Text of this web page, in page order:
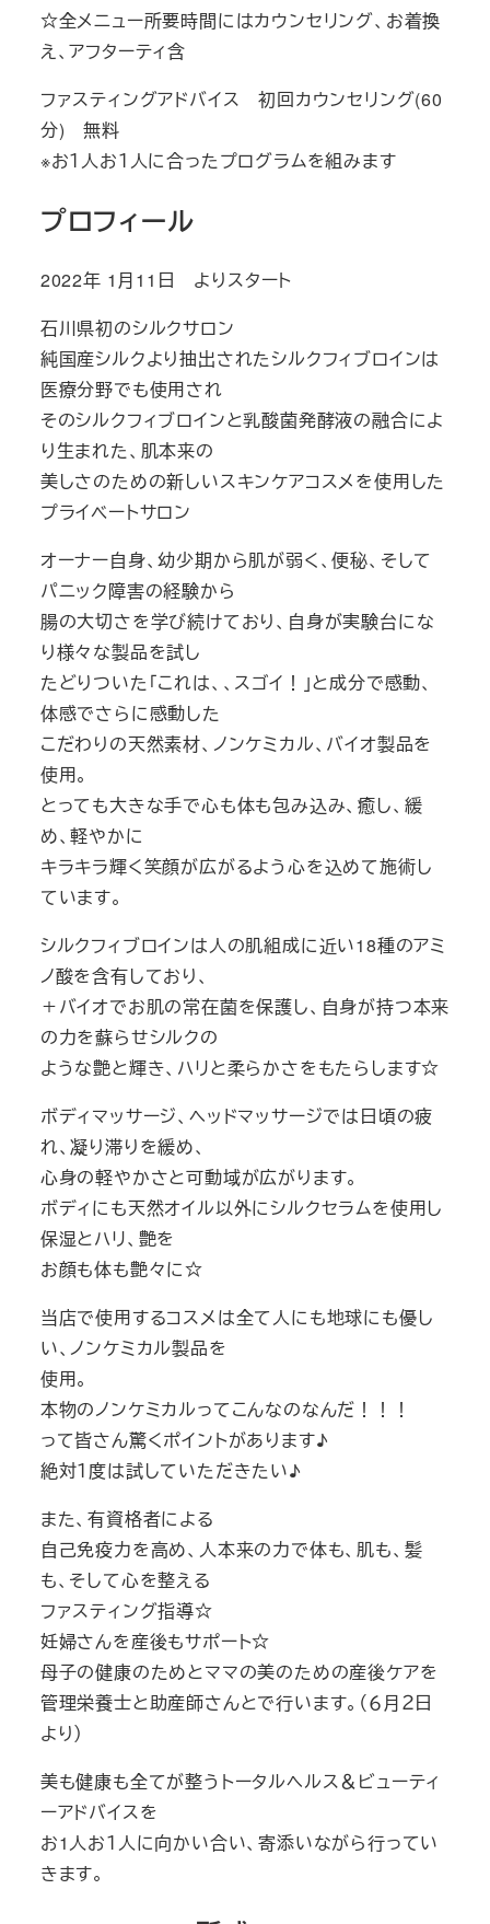
☆全メニュー所要時間にはカウンセリング、お着換
え、アフターティ含
ファスティングアドバイス 初回カウンセリング(60
分) 無料
※お１人お１人に合ったプログラムを組みます
プロフィール
2022年 1月11日 よりスタート
石川県初のシルクサロン
純国産シルクより抽出されたシルクフィブロインは
医療分野でも使用され
そのシルクフィブロインと乳酸菌発酵液の融合によ
り生まれた、肌本来の
美しさのための新しいスキンケアコスメを使用した
プライベートサロン
オーナー自身、幼少期から肌が弱く、便秘、そして
パニック障害の経験から
腸の大切さを学び続けており、自身が実験台にな
り様々な製品を試し
たどりついた「これは、、スゴイ！」と成分で感動、
体感でさらに感動した
こだわりの天然素材、ノンケミカル、バイオ製品を
使用。
とっても大きな手で心も体も包み込み、癒し、緩
め、軽やかに
キラキラ輝く笑顔が広がるよう心を込めて施術し
ています。
シルクフィブロインは人の肌組成に近い18種のアミ
ノ酸を含有しており、
＋バイオでお肌の常在菌を保護し、自身が持つ本来
の力を蘇らせシルクの
ような艶と輝き、ハリと柔らかさをもたらします☆
ボディマッサージ、ヘッドマッサージでは日頃の疲
れ、凝り滞りを緩め、
心身の軽やかさと可動域が広がります。
ボディにも天然オイル以外にシルクセラムを使用し
保湿とハリ、艶を
お顔も体も艶々に☆
当店で使用するコスメは全て人にも地球にも優し
い、ノンケミカル製品を
使用。
本物のノンケミカルってこんなのなんだ！！！
って皆さん驚くポイントがあります♪
絶対１度は試していただきたい♪
また、有資格者による
自己免疫力を高め、人本来の力で体も、肌も、髪
も、そして心を整える
ファスティング指導☆
妊婦さんを産後もサポート☆
母子の健康のためとママの美のための産後ケアを
管理栄養士と助産師さんとで行います。（６月２日
より）
美も健康も全てが整うトータルヘルス＆ビューティ
ーアドバイスを
お1人お１人に向かい合い、寄添いながら行ってい
きます。